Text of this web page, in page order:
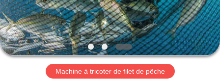
A
PROPOS
DE
NOUS
Machine à tricoter de filet de pêche